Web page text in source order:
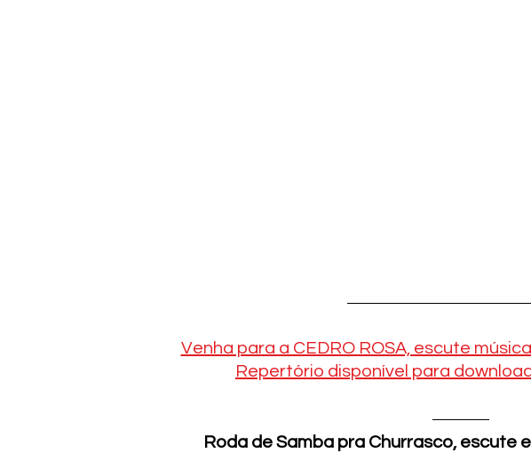
Venha para a CEDRO ROSA, escute
Repertório disponível para
Roda de Samba pra Churrasco, escute